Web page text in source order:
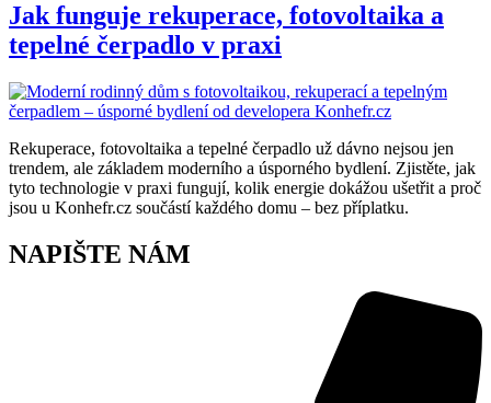
Jak funguje rekuperace, fotovoltaika a
tepelné čerpadlo v praxi
Rekuperace, fotovoltaika a tepelné čerpadlo už dávno nejsou jen
trendem, ale základem moderního a úsporného bydlení. Zjistěte, jak
tyto technologie v praxi fungují, kolik energie dokážou ušetřit a proč
jsou u Konhefr.cz součástí každého domu – bez příplatku.
NAPIŠTE NÁM